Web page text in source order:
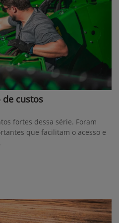
de custos
fortes dessa série. Foram
que facilitam o acesso e